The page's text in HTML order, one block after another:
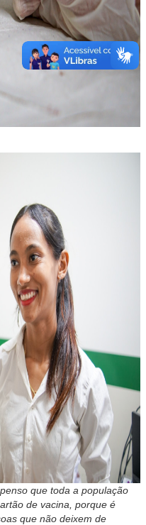
que toda a população
de vacina, porque é
que não deixem de